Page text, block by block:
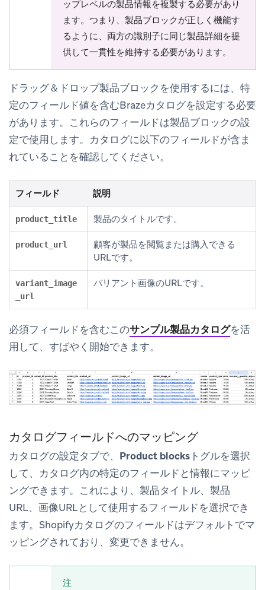
ップレベルの製品情報を複製する必要があり
ます。つまり、製品ブロックが正しく機能す
るように、両方の識別子に同じ製品詳細を提
供して一貫性を維持する必要があります。
ドラッグ＆ドロップ製品ブロックを使用するには、特
定のフィールド値を含むBrazeカタログを設定する必要
があります。これらのフィールドは製品ブロックの設
定で使用します。カタログに以下のフィールドが含ま
れていることを確認してください。
フィールド 説明
product_title 製品のタイトルです。
product_url
顧客が製品を閲覧または購入できる
URLです。
variant_image
_url
バリアント画像のURLです。
必須フィールドを含むこのサンプル製品カタログを活
用して、すばやく開始できます。
カタログフィールドへのマッピング
カタログの設定タブで、 Product blocks トグルを選択
して、カタログ内の特定のフィールドと情報にマッピ
ングできます。これにより、製品タイトル、製品
URL、画像URLとして使用するフィールドを選択でき
ます。Shopifyカタログのフィールドはデフォルトでマ
ッピングされており、変更できません。
注